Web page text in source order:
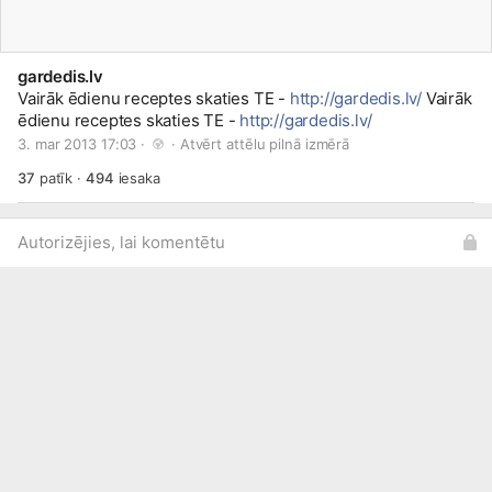
gardedis.lv
Vairāk ēdienu receptes skaties TE - http://gardedis.lv/ Vairāk
ēdienu receptes skaties TE - http://gardedis.lv/
3. mar 2013 17:03 · · Atvērt attēlu pilnā izmērā
37 patīk · 494 iesaka
Autorizējies, lai komentētu